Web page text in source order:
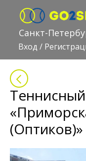
Санкт-
Вход /
(Оптиков)»